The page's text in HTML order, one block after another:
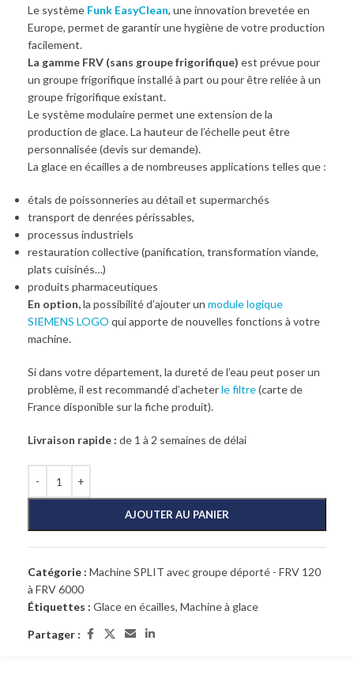
Le système Funk EasyClean, une innovation brevetée en
Europe, permet de garantir une hygiène de votre production
facilement.
La gamme FRV (sans groupe frigorifique) est prévue pour
un groupe frigorifique installé à part ou pour être reliée à un
groupe frigorifique existant.
Le système modulaire permet une extension de la
production de glace. La hauteur de l’échelle peut être
personnalisée (devis sur demande).
La glace en écailles a de nombreuses applications telles que :
étals de poissonneries au détail et supermarchés
transport de denrées périssables,
processus industriels
restauration collective (panification, transformation viande,
plats cuisinés…)
produits pharmaceutiques
En option,la possibilité d’ajouter un module logique
SIEMENS LOGO qui apporte de nouvelles fonctions à votre
machine.
Si dans votre département, la dureté de l’eau peut poser un
problème, il est recommandé d’acheterle filtre(carte de
France disponible sur la fiche produit).
Livraison rapide : de 1 à 2 semaines de délai
AJOUTER AU PANIER
Catégorie : Machine SPLIT avec groupe déporté - FRV 120
à FRV 6000
Étiquettes : Glace en écailles, Machine à glace
Partager :